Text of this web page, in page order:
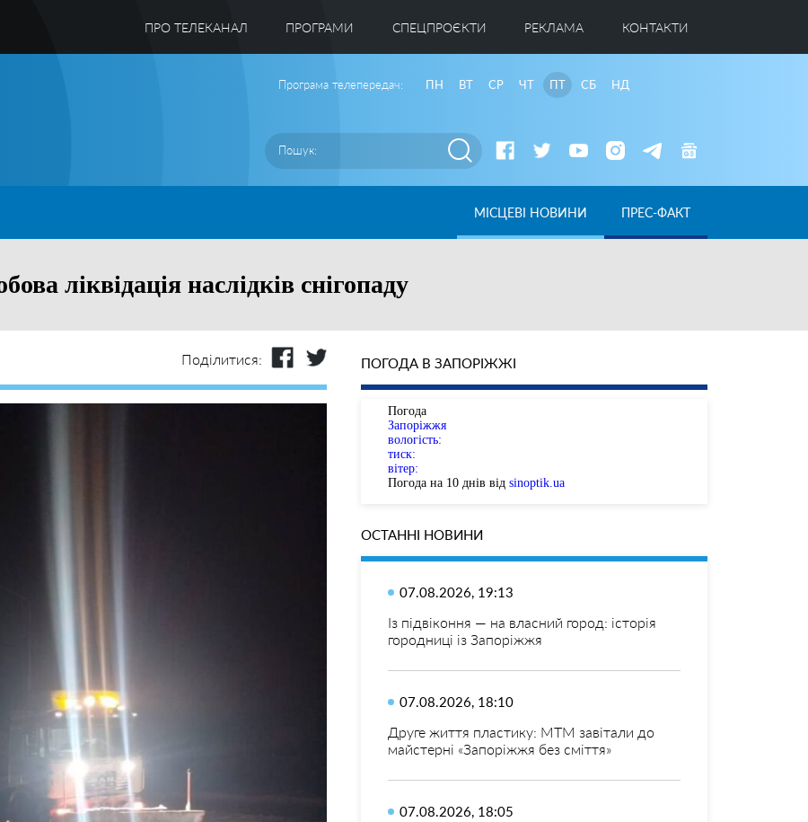
ПРО ТЕЛЕКАНАЛ ПРОГРАМИ CПЕЦПРОЄКТИ РЕКЛАМА КОНТАКТИ
Програма телепередач: ПН ВТ СР ЧТ ПТ СБ НД
МІСЦЕВІ НОВИНИ ПРЕС-ФАКТ
ліквідація наслідків снігопаду
Поділитися: ПОГОДА В ЗАПОРІЖЖІ
Погода
Запоріжжя
вологість:
тиск:
вітер:
Погода на 10 днів від sinoptik.ua
ОСТАННІ НОВИНИ
07.08.2026, 19:13
Із підвіконня — на власний город: історія
городниці із Запоріжжя
07.08.2026, 18:10
Друге життя пластику: МТМ завітали до
майстерні «Запоріжжя без сміття»
07.08.2026, 18:05